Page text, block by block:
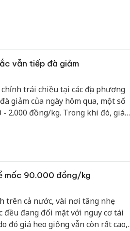
vẫn tiếp đà giảm
trái chiều tại các địa phương
giảm của ngày hôm qua, một số
2.000 đồng/kg. Trong khi đó, giá
mốc 90.000 đồng/kg
trên cả nước, vài nơi tăng nhẹ
đều đang đối mặt với nguy cơ tái
đó giá heo giống vẫn còn rất cao,